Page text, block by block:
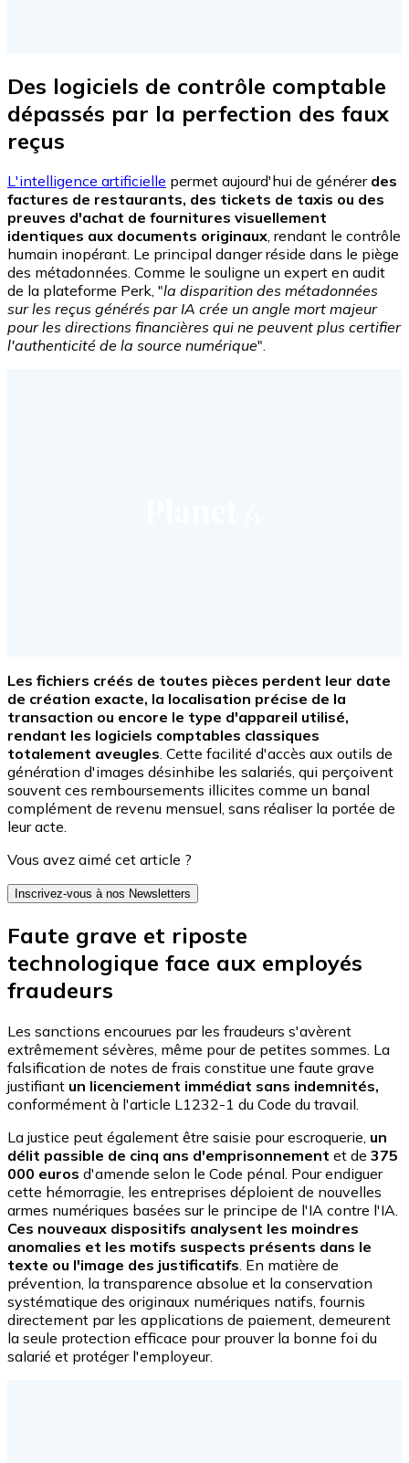
Des logiciels de contrôle comptable
dépassés par la perfection des faux
reçus
L'intelligence artificielle permet aujourd'hui de générer des
factures de restaurants, des tickets de taxis ou des
preuves d'achat de fournitures visuellement
identiques aux documents originaux, rendant le contrôle
humain inopérant. Le principal danger réside dans le piège
des métadonnées. Comme le souligne un expert en audit
de la plateforme Perk, "la disparition des métadonnées
sur les reçus générés par IA crée un angle mort majeur
pour les directions financières qui ne peuvent plus certifier
l'authenticité de la source numérique".
Les fichiers créés de toutes pièces perdent leur date
de création exacte, la localisation précise de la
transaction ou encore le type d'appareil utilisé,
rendant les logiciels comptables classiques
totalement aveugles. Cette facilité d'accès aux outils de
génération d'images désinhibe les salariés, qui perçoivent
souvent ces remboursements illicites comme un banal
complément de revenu mensuel, sans réaliser la portée de
leur acte.
Vous avez aimé cet article ?
Inscrivez-vous à nos Newsletters
Faute grave et riposte
technologique face aux employés
fraudeurs
Les sanctions encourues par les fraudeurs s'avèrent
extrêmement sévères, même pour de petites sommes. La
falsification de notes de frais constitue une faute grave
justifiant un licenciement immédiat sans indemnités,
conformément à l'article L1232-1 du Code du travail.
La justice peut également être saisie pour escroquerie, un
délit passible de cinq ans d'emprisonnement et de 375
000 euros d'amende selon le Code pénal. Pour endiguer
cette hémorragie, les entreprises déploient de nouvelles
armes numériques basées sur le principe de l'IA contre l'IA.
Ces nouveaux dispositifs analysent les moindres
anomalies et les motifs suspects présents dans le
texte ou l'image des justificatifs. En matière de
prévention, la transparence absolue et la conservation
systématique des originaux numériques natifs, fournis
directement par les applications de paiement, demeurent
la seule protection efficace pour prouver la bonne foi du
salarié et protéger l'employeur.